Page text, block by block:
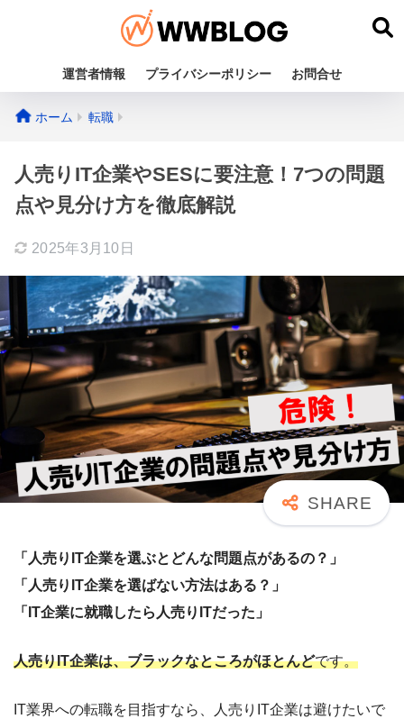
運営者情報 プライバシーポリシー お問合せ
ホーム 転職
人売りIT企業やSESに要注意！7つの問題
点や見分け方を徹底解説
2025年3月10日
「人売りIT企業を選ぶとどんな問題点があるの？」
「人売りIT企業を選ばない方法はある？」
「IT企業に就職したら人売りITだった」
人売りIT企業は、ブラックなところがほとんどです。
IT業界への転職を目指すなら、人売りIT企業は避けたいで